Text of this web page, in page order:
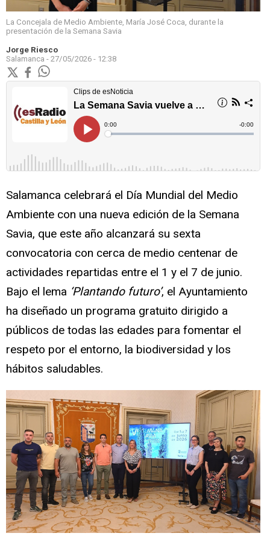
La Concejala de Medio Ambiente, María José Coca, durante la
presentación de la Semana Savia
Jorge Riesco
Salamanca - 27/05/2026 - 12:38
Salamanca celebrará el Día Mundial del Medio
Ambiente con una nueva edición de la Semana
Savia, que este año alcanzará su sexta
convocatoria con cerca de medio centenar de
actividades repartidas entre el 1 y el 7 de junio.
Bajo el lema ‘Plantando futuro’, el Ayuntamiento
ha diseñado un programa gratuito dirigido a
públicos de todas las edades para fomentar el
respeto por el entorno, la biodiversidad y los
hábitos saludables.